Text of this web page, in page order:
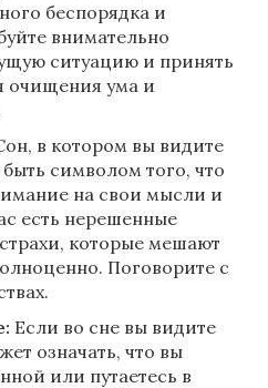
беспорядка и
внимательно
ситуацию и принять
очищения ума и
в котором вы видите
символом того, что
на свои мысли и
есть нерешенные
которые мешают
Поговорите с
Если во сне вы видите
означать, что вы
или путаетесь в